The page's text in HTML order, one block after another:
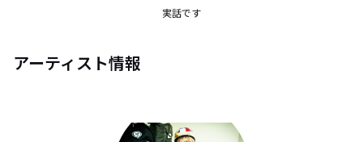
実話です
アーティスト情報